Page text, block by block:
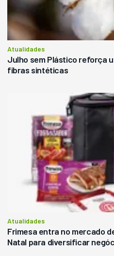
Atualidades
Julho sem Plástico reforça
fibras sintéticas
Atualidades
Frimesa entra no mercado
Natal para diversificar